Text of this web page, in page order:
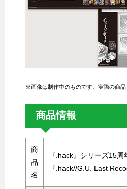
※画像は制作中のものです。実際の商品
商品情報
商
品
名
『.hack』シリーズ15周
『.hack//G.U. Last